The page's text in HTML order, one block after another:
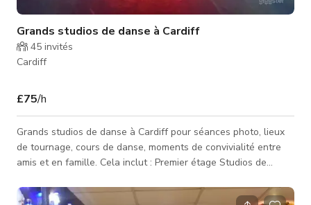
Grands studios de danse à Cardiff
45 invités
Cardiff
£75/h
Grands studios de danse à Cardiff pour séances photo, lieux
de tournage, cours de danse, moments de convivialité entre
amis et en famille. Cela inclut : Premier étage Studios de
d'éclairage